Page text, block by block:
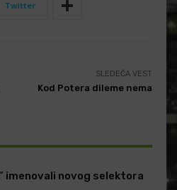
Twitter
SLEDEĆA VEST
Kod Potera dileme nema
imenovali novog selektora